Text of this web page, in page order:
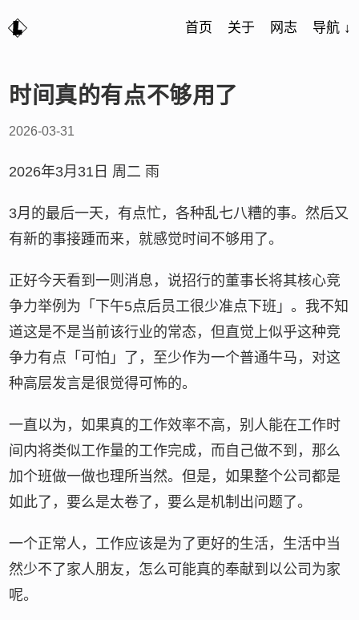
首页 关于 网志 导航 ↓
时间真的有点不够用了
2026-03-31
2026年3月31日 周二 雨
3月的最后一天，有点忙，各种乱七八糟的事。然后又
有新的事接踵而来，就感觉时间不够用了。
正好今天看到一则消息，说招行的董事长将其核心竞
争力举例为「下午5点后员工很少准点下班」。我不知
道这是不是当前该行业的常态，但直觉上似乎这种竞
争力有点「可怕」了，至少作为一个普通牛马，对这
种高层发言是很觉得可怖的。
一直以为，如果真的工作效率不高，别人能在工作时
间内将类似工作量的工作完成，而自己做不到，那么
加个班做一做也理所当然。但是，如果整个公司都是
如此了，要么是太卷了，要么是机制出问题了。
一个正常人，工作应该是为了更好的生活，生活中当
然少不了家人朋友，怎么可能真的奉献到以公司为家
呢。